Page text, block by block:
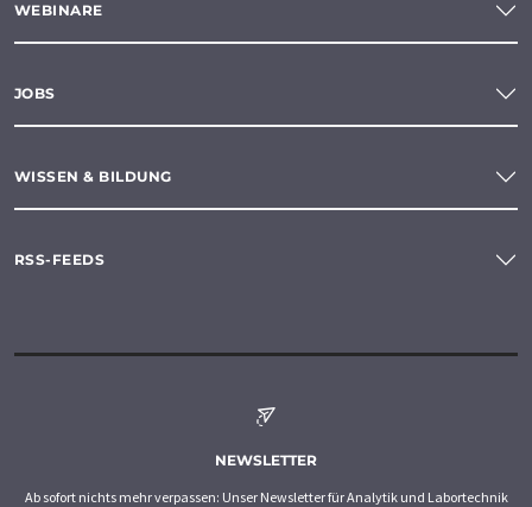
WEBINARE
JOBS
WISSEN & BILDUNG
RSS-FEEDS
NEWSLETTER
Ab sofort nichts mehr verpassen: Unser Newsletter für Analytik und Labortechnik